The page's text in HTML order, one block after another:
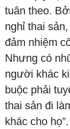
tuân theo.
nghỉ thai
đảm nhiệm
Nhưng có
người khác
buộc phải
thai sản đi
khác cho họ”.